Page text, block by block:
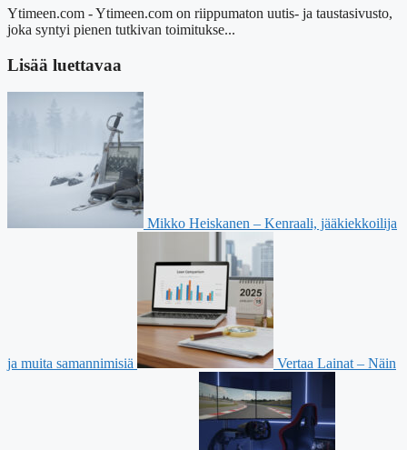
Ytimeen.com - Ytimeen.com on riippumaton uutis- ja taustasivusto,
joka syntyi pienen tutkivan toimitukse...
Lisää luettavaa
Mikko Heiskanen – Kenraali, jääkiekkoilija
ja muita samannimisiä Vertaa Lainat – Näin